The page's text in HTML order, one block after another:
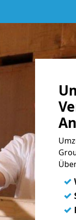
✓
✓
✓